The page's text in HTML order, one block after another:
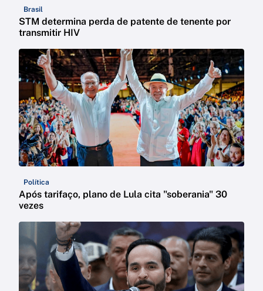
Brasil
STM determina perda de patente de tenente por
transmitir HIV
Política
Após tarifaço, plano de Lula cita "soberania" 30
vezes